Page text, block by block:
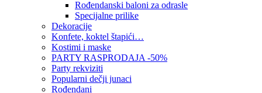
Rođendanski baloni za odrasle
Specijalne prilike
Dekoracije
Konfete, koktel štapići…
Kostimi i maske
PARTY RASPRODAJA -50%
Party rekviziti
Popularni dečji junaci
Rođendani